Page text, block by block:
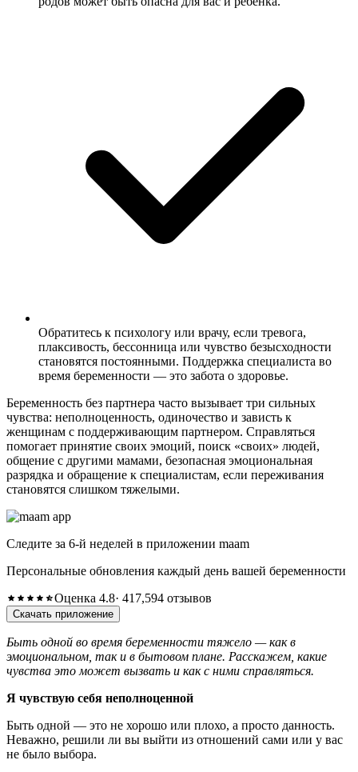
Обратитесь к психологу или врачу, если тревога,
плаксивость, бессонница или чувство безысходности
становятся постоянными. Поддержка специалиста во
время беременности — это забота о здоровье.
Беременность без партнера часто вызывает три сильных
чувства: неполноценность, одиночество и зависть к
женщинам с поддерживающим партнером. Справляться
помогает принятие своих эмоций, поиск «своих» людей,
общение с другими мамами, безопасная эмоциональная
разрядка и обращение к специалистам, если переживания
становятся слишком тяжелыми.
Следите за 6-й неделей в приложении maam
Персональные обновления каждый день вашей беременности
Оценка 4.8· 417,594 отзывов
Скачать приложение
Быть одной во время беременности тяжело — как в
эмоциональном, так и в бытовом плане. Расскажем, какие
чувства это может вызвать и как с ними справляться.
Я чувствую себя неполноценной
Быть одной — это не хорошо или плохо, а просто данность.
Неважно, решили ли вы выйти из отношений сами или у вас
не было выбора.